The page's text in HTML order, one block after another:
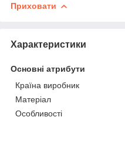
Приховати
Характеристики
Основні атрибути
Країна виробник
Матеріал
Особливості